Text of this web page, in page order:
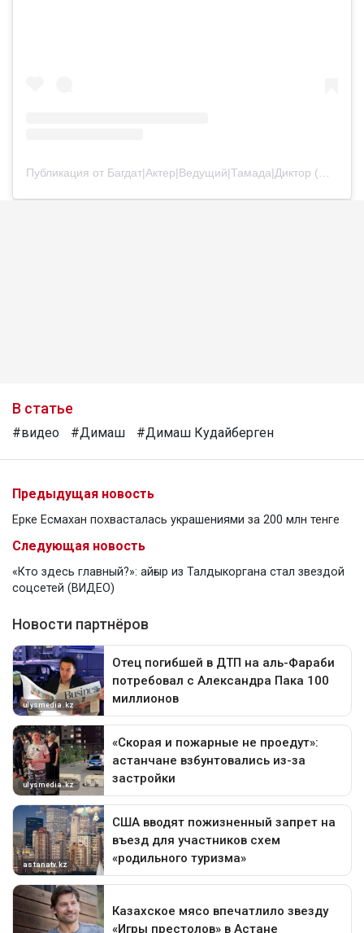
Публикация от Багдат|Актер|Ведущий|Тамада|Диктор (@bagdatturehan)
В статье
#видео #Димаш #Димаш Кудайберген
Предыдущая новость
Ерке Есмахан похвасталась украшениями за 200 млн тенге
Следующая новость
«Кто здесь главный?»: айғыр из Талдыкоргана стал звездой
соцсетей (ВИДЕО)